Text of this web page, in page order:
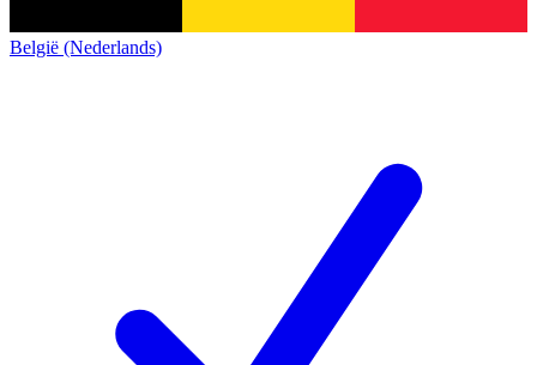
België (Nederlands)